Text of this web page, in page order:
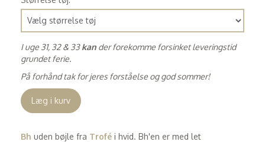
I uge 31, 32 & 33kan der forekomme forsinket leveringstid
grundet ferie.
På forhånd tak for jeres forståelse og god sommer!
Læg i kurv
Bh uden bøjle fra Trofé i hvid. Bh'en er med let